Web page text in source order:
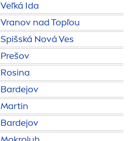
Veľká Ida
Vranov nad Topľou
Spišská Nová Ves
Prešov
Rosina
Bardejov
Martin
Bardejov